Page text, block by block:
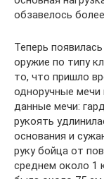
обзавелось
Теперь
оружие по типу
то, что пришло
одноручные
данные мечи:
рукоять
основания и
руку бойца от
среднем около 1